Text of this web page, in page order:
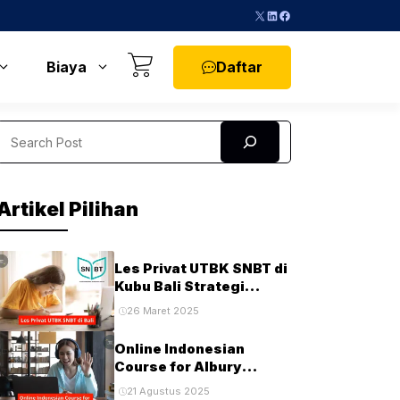
X LinkedIn
Facebook
Biaya Daftar
Pilihan
Les Privat UTBK SNBT di
Kubu Bali Strategi
Terbaik untuk Sukses di
26 Maret 2025
Online Indonesian
Course for Albury
Students and
21 Agustus 2025